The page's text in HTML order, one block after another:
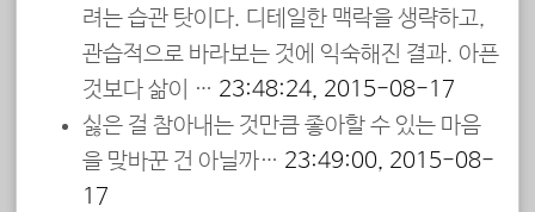
려는 습관 탓이다. 디테일한 맥락을 생략하고,
관습적으로 바라보는 것에 익숙해진 결과. 아픈
것보다 삶이 … 23:48:24, 2015-08-17
싫은 걸 참아내는 것만큼 좋아할 수 있는 마음
을 맞바꾼 건 아닐까… 23:49:00, 2015-08-
17